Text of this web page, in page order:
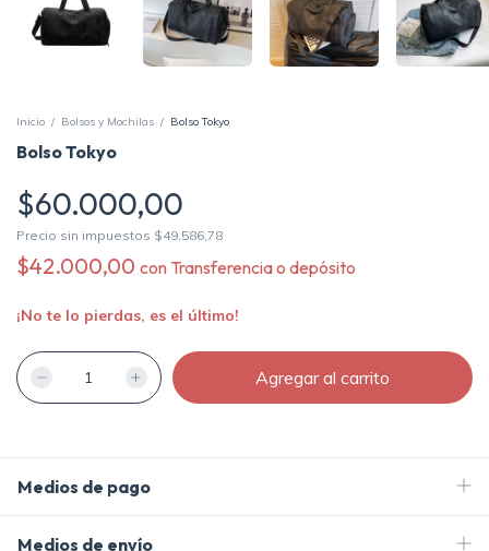
Inicio / Bolsos y Mochilas / Bolso Tokyo
Bolso Tokyo
$60.000,00
Precio sin impuestos $49.586,78
$42.000,00 con Transferencia o depósito
¡No te lo pierdas, es el último!
Medios de pago
Medios de envío